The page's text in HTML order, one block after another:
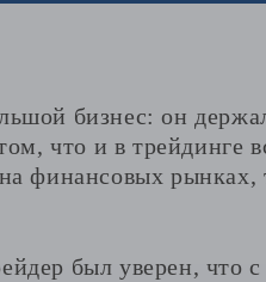
бизнес: он
что и в трейдинге
финансовых рынках,
был уверен, что с